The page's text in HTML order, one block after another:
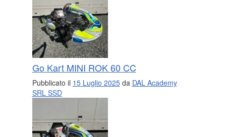
Go Kart MINI ROK 60 CC
Pubblicato il 15 Luglio 2025da DAL Academy
SRL SSD